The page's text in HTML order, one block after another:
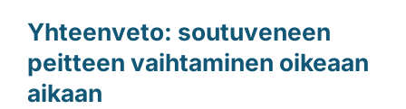
Yhteenveto: soutuveneen
peitteen vaihtaminen oikeaan
aikaan